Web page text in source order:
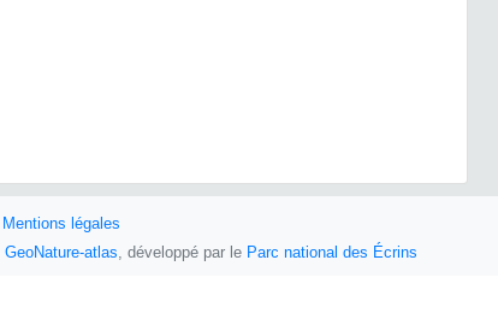
Mentions légales
GeoNature-atlas, développé par le Parc national des Écrins